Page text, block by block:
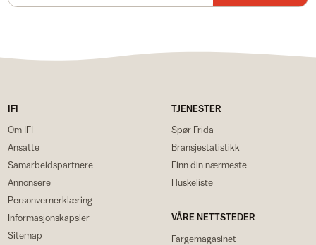
IFI
Om IFI
Ansatte
Samarbeidspartnere
Annonsere
Personvernerklæring
Informasjonskapsler
Sitemap
TJENESTER
Spør Frida
Bransjestatistikk
Finn din nærmeste
Huskeliste
VÅRE NETTSTEDER
Fargemagasinet